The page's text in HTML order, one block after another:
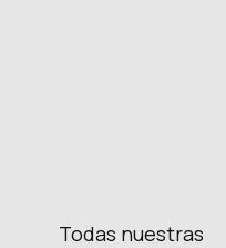
Todas nuestras